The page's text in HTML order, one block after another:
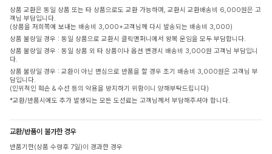
상품 교환은 동일 상품 또는 타 상품으로도 교환 가능하며, 교환시 교환배송비 6,000원은 고
객님 부담입니다.
(상품을 저희쪽에 보내는 배송비 3,000+고객님께 다시 발송되는 배송비 3,000)
상품 불량일 경우 : 동일 상품으로 교환시 클릭앤퍼니에서 왕복 운임을 모두 부담합니다.
상품 불량일 경우 : 동일 상품 외 타 상품이나 옵션 변경시 배송비 3,000원 고객님 부담입니
다.
상품 불량일 경우 : 교환이 아닌 변심으로 반품을 할 경우 초기 배송비 3,000원은 고객님 부
담입니다.
(인위적인 훼손 & 수선 등의 악용을 방지하기 위함이니 양해부탁드립니다)
*교환/반품시에도 추가 발생되는 모든 도선료는 고객님께서 부담해주셔야 합니다.
교환/반품이 불가한 경우
반품기한(상품 수령후 7일)이 경과한 경우